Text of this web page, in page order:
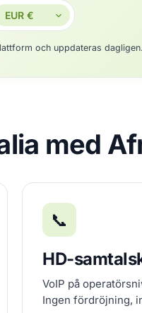
och uppdateras dagligen.
med
📞
HD-
VoIP på
Ingen fördröjning,